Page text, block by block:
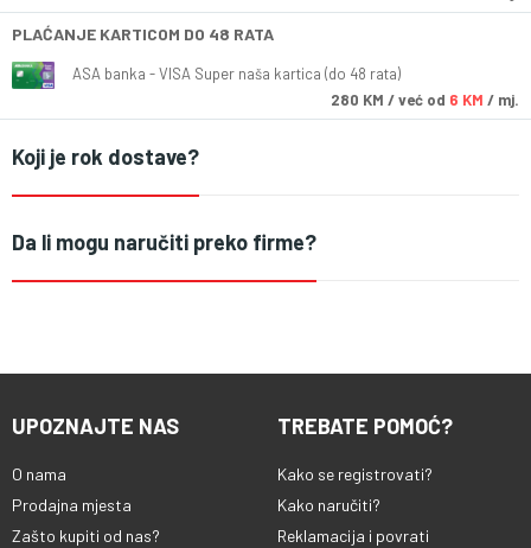
PLAĆANJE KARTICOM DO 48 RATA
ASA banka - VISA Super naša kartica (do 48 rata)
280 KM / već od 6 KM / mj.
Koji je rok dostave?
Da li mogu naručiti preko firme?
UPOZNAJTE NAS
O nama
Prodajna mjesta
Zašto kupiti od nas?
TREBATE POMOĆ?
Kako se registrovati?
Kako naručiti?
Reklamacija i povrati